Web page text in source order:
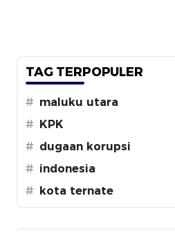
TAG TERPOPULER
# maluku utara
# KPK
# dugaan korupsi
# indonesia
# kota ternate